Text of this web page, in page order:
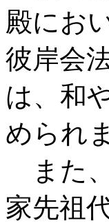
殿にお
彼岸会
は、和
められ
また
家先祖